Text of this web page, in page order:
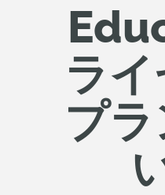
ラ
プ